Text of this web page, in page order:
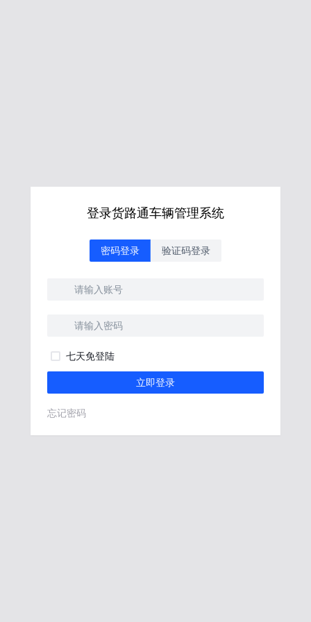
登录货路通车辆管理系统
密码登录 验证码登录
七天免登陆
立即登录
忘记密码